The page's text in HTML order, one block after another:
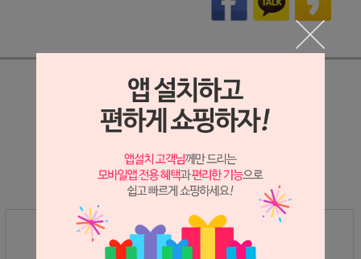
상세정보 새창 열기